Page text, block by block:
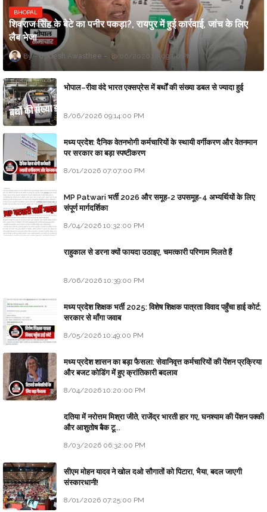
BHOPAL
शिवराज सिंह के बेटे का पनीर पकड़ा?, रायपुर में हुई कार्रवाई, जांच के लिए
लैब भेजा
Updesh Awasthee 8/06/2026 10:09:00 PM
भोपाल–रीवा वंदे भारत एक्सप्रेस में बर्थों की संख्या डबल से ज्यादा हुई
8/06/2026 09:14:00 PM
मध्य प्रदेश: दैनिक वेतनभोगी कर्मचारियों के स्थायी वर्गीकरण और वेतनमान
पर सरकार का बड़ा स्पष्टीकरण
8/01/2026 07:07:00 PM
MP Patwari भर्ती 2026 और समूह-2 उपसमूह-4 अभ्यर्थियों के लिए
संपूर्ण मार्गदर्शिका
8/04/2026 10:32:00 PM
राहुकाल से डरना क्यों फायदा उठाइए, चमत्कारी परिणाम मिलते हैं
8/06/2026 10:39:00 PM
मध्य प्रदेश शिक्षक भर्ती 2025: विशेष शिक्षक पात्रता विवाद पहुँचा हाई कोर्ट;
सरकार से माँगा जवाब
8/05/2026 10:49:00 PM
मध्य प्रदेश शासन का बड़ा फैसला: सेवानिवृत्त कर्मचारियों की पेंशन प्रक्रिया
और बजट कोडिंग में हुए क्रांतिकारी बदलाव
8/04/2026 10:20:00 PM
दतिया में नरोत्तम मिश्रा जीते, राजेंद्र भारती हार गए, घनश्याम की पेंशन पक्की
और आशुतोष बैक टू...
8/03/2026 06:32:00 PM
सीएम मोहन यादव ने खोल दओ सौगातों को पिटारा, भैया, बदल जाएगी
संस्कारधानी!
8/01/2026 07:25:00 PM